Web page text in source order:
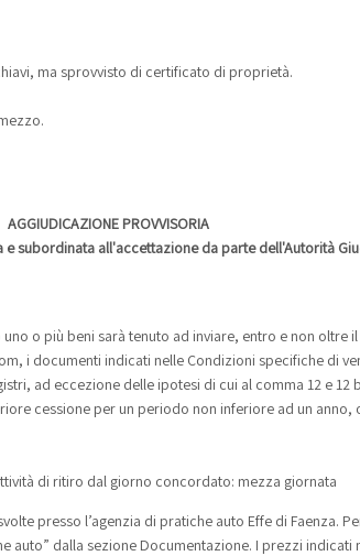
ma sprovvisto di certificato di proprietà.
AGGIUDICAZIONE PROVVISORIA
e subordinata all'accettazione da parte dell'Autorità
o più beni sarà tenuto ad inviare, entro e non oltre
i documenti indicati nelle Condizioni specifiche di
ad eccezione delle ipotesi di cui al comma 12 e 12
cessione per un periodo non inferiore ad un anno,
di ritiro dal giorno concordato: mezza giornata
presso l’agenzia di pratiche auto Effe di Faenza.
auto” dalla sezione Documentazione. I prezzi indicati